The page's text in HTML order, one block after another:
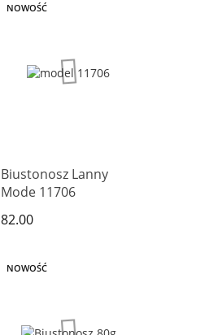
NOWOŚĆ
Biustonosz Lanny
Mode 11706
82.00
NOWOŚĆ